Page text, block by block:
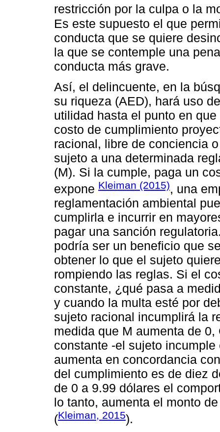
restricción por la culpa o la
Es este supuesto el que
conducta que se quiere
la que se contemple una
conducta más grave.
Así, el delincuente, en la
su riqueza (AED), hará uso
utilidad hasta el punto en
costo de cumplimiento
racional, libre de conciencia
sujeto a una determinada
(M). Si la cumple, paga un
expone Kleiman (2015), una
reglamentación ambiental
cumplirla e incurrir en
pagar una sanción
podría ser un beneficio que
obtener lo que el sujeto
rompiendo las reglas. Si el
constante, ¿qué pasa a
y cuando la multa esté por
sujeto racional incumplirá la
medida que M aumenta de
constante -el sujeto
aumenta en concordancia
del cumplimiento es de diez
de 0 a 9.99 dólares el
lo tanto, aumenta el monto
(Kleiman, 2015).